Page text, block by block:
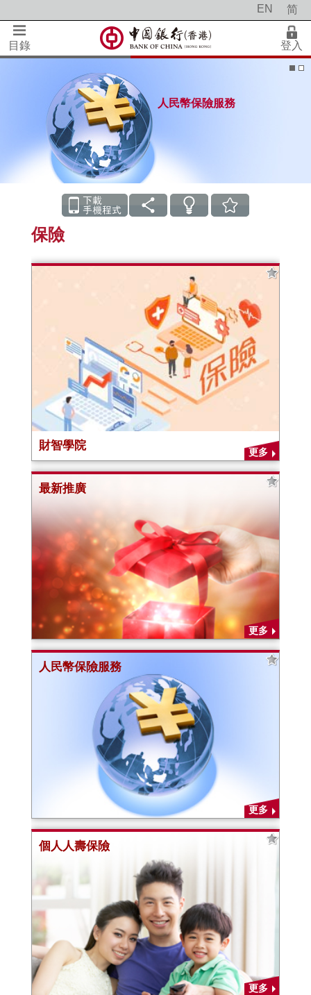
EN 简
目錄 登入
人民幣保險服務
保險
財智學院
更多
最新推廣
更多
人民幣保險服務
更多
個人人壽保險
更多